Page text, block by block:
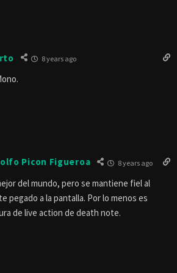
8 years ago
Picon Figueroa 8 years ago
del mundo, pero se mantiene fiel al
pegado a la pantalla. Por lo menos es
de live action de death note.